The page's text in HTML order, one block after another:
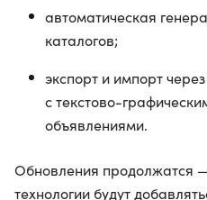
автоматическая
каталогов;
экспорт и импорт
с текстово-
объявлениями.
Обновления продолжатся
технологии будут